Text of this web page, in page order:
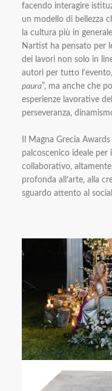
facendo interagire
un modello di bellezza
la cultura più in
Nartist ha pensato per
dei lavori non solo in
autori per tutto l’evento,
paura”, ma anche che
esperienze lavorative
perseveranza,
Il Magna Grecia
palcoscenico ideale
collaborativo,
profonda all’arte, alla
sguardo attento al